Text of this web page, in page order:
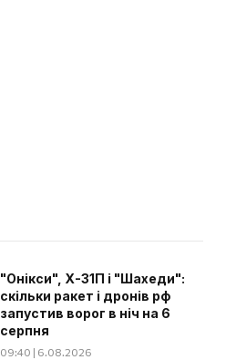
"Онікси", Х-31П і "Шахеди":
скільки ракет і дронів рф
запустив ворог в ніч на 6
серпня
09:40 | 6.08.2026